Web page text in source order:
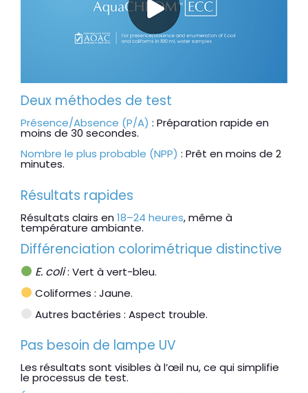
Deux méthodes de test
Présence/Absence (P/A) : Préparation rapide en
moins de 30 secondes.
Nombre le plus probable (NPP) : Prêt en moins de 2
minutes.
Résultats rapides
Résultats clairs en 18–24 heures, même à
température ambiante.
Différenciation colorimétrique distinctive
E. coli: Vert à vert-bleu.
Coliformes : Jaune.
Autres bactéries : Aspect trouble.
Pas besoin de lampe UV
Les résultats sont visibles à l’œil nu, ce qui simplifie
le processus de test.